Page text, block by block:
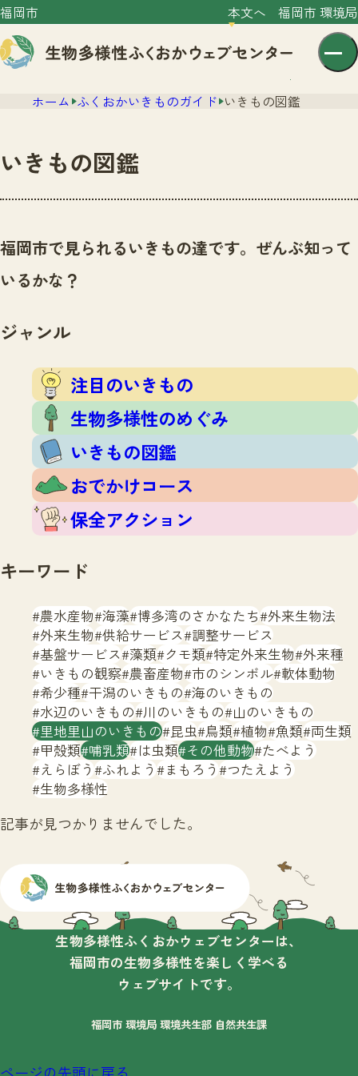
福岡市 本文へ 福岡市 環境局
文字サイズ 小 中 大
センター紹介
センター紹介TOP
サイトポリシー
ニュース
いきものガイド
注目のいきもの
生物多様性のめぐみ
いきもの図鑑
おでかけコース
保全アクション
イベント
いきもの調査隊
調査レポート
調査レポートTOP
調査結果
ふくおかいきものマップ
マッチング
マッチングTOP
掲載申し込みフォーム
お問合せ
生物多様性ふくおかウェブセンターとは
サイトマップ
ホーム ふくおかいきものガイド いきもの図鑑
いきもの図鑑
福岡市で見られるいきもの達です。ぜんぶ知って
いるかな？
ジャンル
注目のいきもの
生物多様性のめぐみ
いきもの図鑑
おでかけコース
保全アクション
キーワード
農水産物 海藻 博多湾のさかなたち 外来生物法
外来生物 供給サービス 調整サービス
基盤サービス 藻類 クモ類 特定外来生物 外来種
いきもの観察 農畜産物 市のシンボル 軟体動物
希少種 干潟のいきもの 海のいきもの
水辺のいきもの 川のいきもの 山のいきもの
里地里山のいきもの 昆虫 鳥類 植物 魚類 両生類
甲殻類 哺乳類 は虫類 その他動物 たべよう
えらぼう ふれよう まもろう つたえよう
生物多様性
記事が見つかりませんでした。
生物多様性ふくおかウェブセンターは、
福岡市の生物多様性を楽しく学べる
ウェブサイトです。
福岡市 環境局 環境共生部 自然共生課